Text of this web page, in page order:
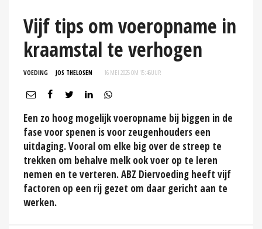
Vijf tips om voeropname in
kraamstal te verhogen
VOEDING JOS THELOSEN 16 MEI 2025 OM 15:46UUR
Een zo hoog mogelijk voeropname bij biggen in de
fase voor spenen is voor zeugenhouders een
uitdaging. Vooral om elke big over de streep te
trekken om behalve melk ook voer op te leren
nemen en te verteren. ABZ Diervoeding heeft vijf
factoren op een rij gezet om daar gericht aan te
werken.